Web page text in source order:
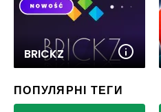
BRICKZ
ПОПУЛЯРНІ ТЕГИ